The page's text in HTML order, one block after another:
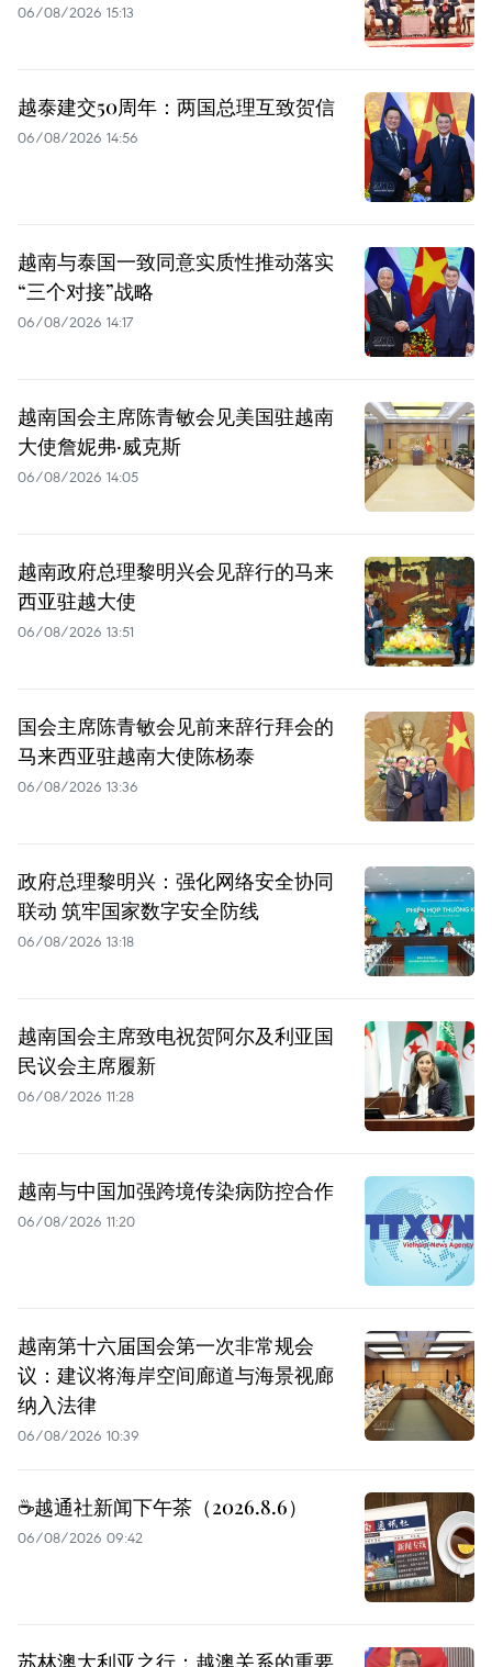
06/08/2026 15:13
越泰建交50周年：两国总理互致贺信
06/08/2026 14:56
越南与泰国一致同意实质性推动落实
“三个对接”战略
06/08/2026 14:17
越南国会主席陈青敏会见美国驻越南
大使詹妮弗·威克斯
06/08/2026 14:05
越南政府总理黎明兴会见辞行的马来
西亚驻越大使
06/08/2026 13:51
国会主席陈青敏会见前来辞行拜会的
马来西亚驻越南大使陈杨泰
06/08/2026 13:36
政府总理黎明兴：强化网络安全协同
联动 筑牢国家数字安全防线
06/08/2026 13:18
越南国会主席致电祝贺阿尔及利亚国
民议会主席履新
06/08/2026 11:28
越南与中国加强跨境传染病防控合作
06/08/2026 11:20
越南第十六届国会第一次非常规会
议：建议将海岸空间廊道与海景视廊
纳入法律
06/08/2026 10:39
☕️越通社新闻下午茶（2026.8.6）
06/08/2026 09:42
苏林澳大利亚之行：越澳关系的重要